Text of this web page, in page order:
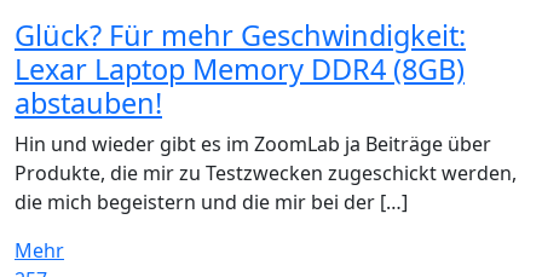
Glück? Für mehr Geschwindigkeit:
Lexar Laptop Memory DDR4 (8GB)
abstauben!
Hin und wieder gibt es im ZoomLab ja Beiträge über
Produkte, die mir zu Testzwecken zugeschickt werden,
die mich begeistern und die mir bei der […]
Mehr